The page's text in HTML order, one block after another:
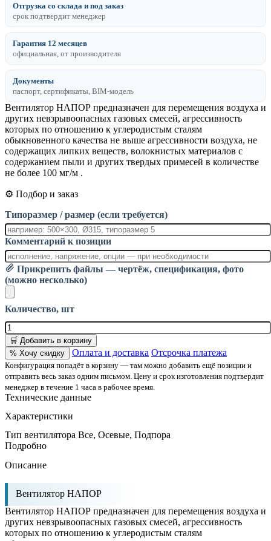
Отгрузка со склада и под заказ
срок подтвердит менеджер
Гарантия 12 месяцев
официальная, от производителя
Документы
паспорт, сертификаты, BIM-модель
Вентилятор НАПОР предназначен для перемещения воздуха и
других невзрывоопасных газовых смесей, агрессивность
которых по отношению к углеродистым сталям
обыкновенного качества не выше агрессивности воздуха, не
содержащих липких веществ, волокнистых материалов с
содержанием пыли и других твердых примесей в количестве
не более 100 мг/м .
⚙️ Подбор и заказ
Типоразмер / размер (если требуется)
Комментарий к позиции
Прикрепить файлы — чертёж, спецификация, фото
(можно несколько)
Количество, шт
🛒 Добавить в корзину
% Хочу скидку
Оплата и доставка Отсрочка платежа
Конфигурация попадёт в корзину — там можно добавить ещё позиции и
отправить весь заказ одним письмом. Цену и срок изготовления подтвердит
менеджер в течение 1 часа в рабочее время.
Технические данные
Характеристики
Тип вентилятора Все, Осевые, Подпора
Подробно
Описание
Вентилятор НАПОР
Вентилятор НАПОР предназначен для перемещения воздуха и
других невзрывоопасных газовых смесей, агрессивность
которых по отношению к углеродистым сталям